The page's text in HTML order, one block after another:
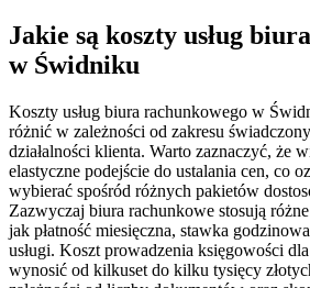
Jakie są koszty usług
w Świdniku
Koszty usług biura rachunkowego w
różnić w zależności od zakresu
działalności klienta. Warto zaznaczyć, że
elastyczne podejście do ustalania cen, co
wybierać spośród różnych pakietów
Zazwyczaj biura rachunkowe stosują
jak płatność miesięczna, stawka
usługi. Koszt prowadzenia księgowości
wynosić od kilkuset do kilku tysięcy